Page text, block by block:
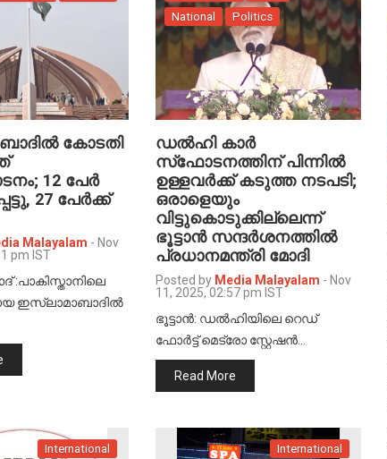
കോടതി
12 പേർ
27 പേർക്ക്
Malayalam - Nov
pm IST
:പാകിസ്താനിലെ
ഇസ്ലാമാബാദിൽ
National
Politics
ഡൽഹി കാർ
സ്‌ഫോടനത്തിന് പിന്നിൽ
ഉള്ളവർക്ക് കടുത്ത നടപടി;
ഒരാളെയും
വിട്ടുകൊടുക്കില്ലെന്ന്
ഭൂട്ടാൻ സന്ദർശനത്തിൽ
പ്രധാനമന്ത്രി മോദി
Posted by Media Malayalam - Nov
11, 2025, 02:57 pm IST
ഭൂട്ടാൻ: ഡൽഹിയിലെ റെഡ്
ഫോർട്ട് മെട്രോ സ്റ്റേഷൻ…
Read More
International International